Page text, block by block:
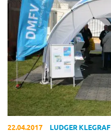
22.04.2017 LUDGER KLEGRAF